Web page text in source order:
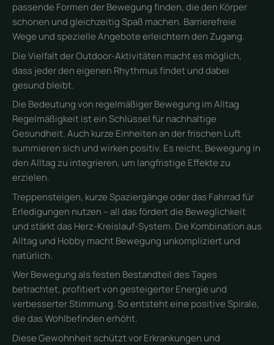
passende Formen der Bewegung finden, die den Körper
schonen und gleichzeitig Spaß machen. Barrierefreie
Wege und spezielle Angebote erleichtern den Zugang.
Die Vielfalt der Outdoor-Aktivitäten macht es möglich,
dass jeder den eigenen Rhythmus findet und dabei
gesund bleibt.
Die Bedeutung von regelmäßiger Bewegung im Alltag
Regelmäßigkeit ist ein Schlüssel für nachhaltige
Gesundheit. Auch kurze Einheiten an der frischen Luft
summieren sich und wirken positiv. Es reicht, Bewegung in
den Alltag zu integrieren, um langfristige Effekte zu
erzielen.
Treppensteigen, kurze Spaziergänge oder das Fahrrad für
Erledigungen nutzen – all das fördert die Beweglichkeit
und stärkt das Herz-Kreislauf-System. Die Kombination aus
Alltag und Hobby macht Bewegung unkompliziert und
natürlich.
Wer Bewegung als festen Bestandteil des Tages
betrachtet, profitiert von gesteigerter Energie und
verbesserter Stimmung. So entsteht eine positive Spirale,
die das Wohlbefinden erhöht.
Diese Gewohnheit schützt vor Erkrankungen und